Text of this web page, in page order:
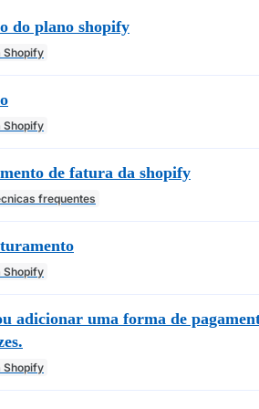
do plano shopify
Shopify
Shopify
de fatura da shopify
frequentes
Shopify
adicionar uma forma de
Shopify